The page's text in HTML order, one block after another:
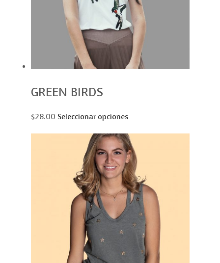
GREEN BIRDS
$28.00 Seleccionar opciones